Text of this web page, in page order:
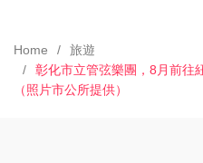
Home
旅遊
彰化市立管弦樂團，8月前往
（照片市公所提供）